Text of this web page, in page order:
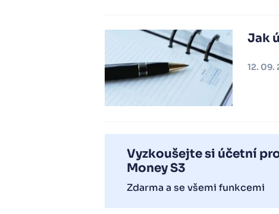
Jak
12. 09.
Vyzkoušejte si účetní
Money S3
Zdarma a se všemi funkcemi